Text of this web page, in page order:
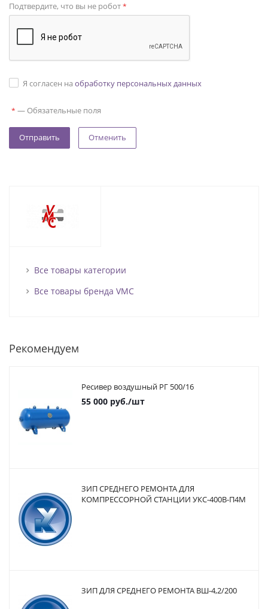
Подтвердите, что вы не робот*
Я согласен на обработку персональных данных
* — Обязательные поля
Отменить
Все товары категории
Все товары бренда VMC
Рекомендуем
Ресивер воздушный РГ 500/16
55 000 руб./шт
ЗИП СРЕДНЕГО РЕМОНТА ДЛЯ
КОМПРЕССОРНОЙ СТАНЦИИ УКС-400В-П4М
ЗИП ДЛЯ СРЕДНЕГО РЕМОНТА ВШ-4,2/200